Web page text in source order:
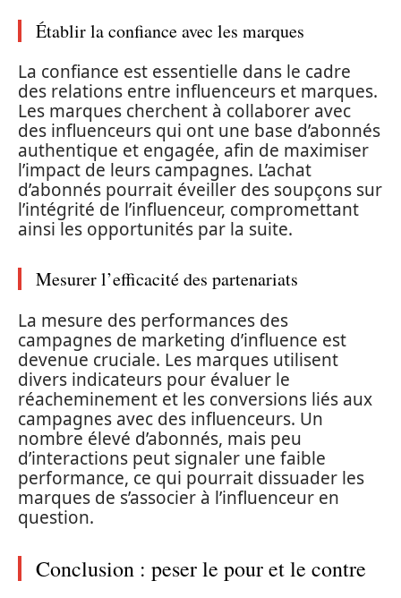
Établir la confiance avec les marques
La confiance est essentielle dans le cadre
des relations entre influenceurs et marques.
Les marques cherchent à collaborer avec
des influenceurs qui ont une base d’abonnés
authentique et engagée, afin de maximiser
l’impact de leurs campagnes. L’achat
d’abonnés pourrait éveiller des soupçons sur
l’intégrité de l’influenceur, compromettant
ainsi les opportunités par la suite.
Mesurer l’efficacité des partenariats
La mesure des performances des
campagnes de marketing d’influence est
devenue cruciale. Les marques utilisent
divers indicateurs pour évaluer le
réacheminement et les conversions liés aux
campagnes avec des influenceurs. Un
nombre élevé d’abonnés, mais peu
d’interactions peut signaler une faible
performance, ce qui pourrait dissuader les
marques de s’associer à l’influenceur en
question.
Conclusion : peser le pour et le contre